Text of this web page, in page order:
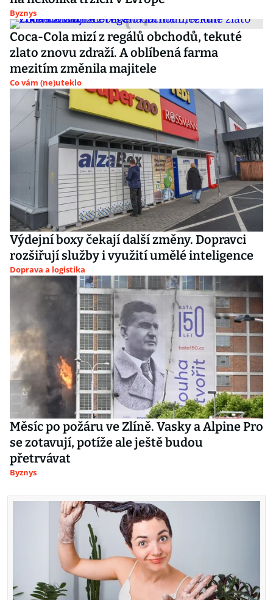
Byznys
Coca-Cola mizí z regálů obchodů, tekuté
zlato znovu zdraží. A oblíbená farma
mezitím změnila majitele
Co vám (ne)uteklo
Výdejní boxy čekají další změny. Dopravci
rozšiřují služby i využití umělé inteligence
Doprava a logistika
Měsíc po požáru ve Zlíně. Vasky a Alpine Pro
se zotavují, potíže ale ještě budou
přetrvávat
Byznys